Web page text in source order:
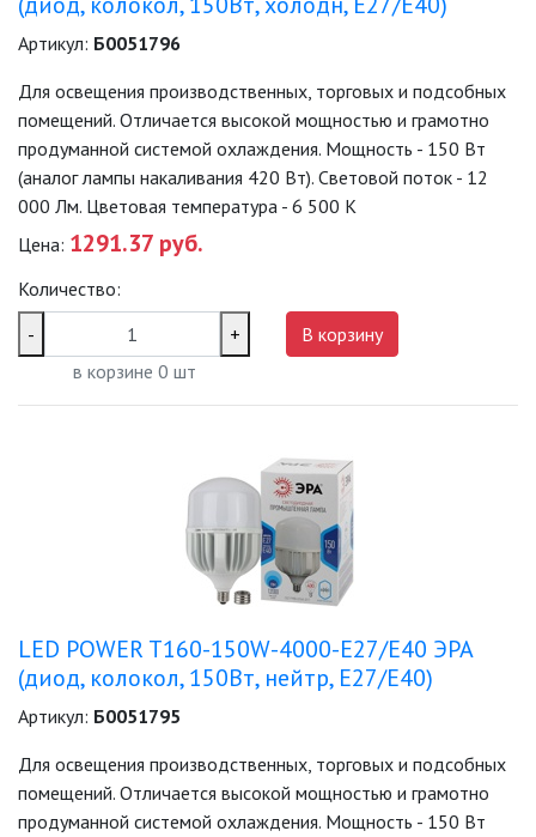
ЛАМПЫ НАКАЛИВАНИЯ
КАБЕЛЕНЕСУЩИЕ СИСТЕМЫ
ЛЕНТЫ СВЕТОДИОДНЫЕ (LED
ЛЮСТРЫ
МОДУЛЬНЫЕ СИСТЕМЫ
ОСВЕЩЕНИЯ (LED МОДУЛИ)
НАСТОЛЬНЫЕ СВЕТИЛЬНИКИ
НОВОГОДНЕЕ ОСВЕЩЕНИЕ
Артикул: Б0051796
Для освещения производственных, торговых и подсобных
помещений. Отличается высокой мощностью и грамотно
продуманной системой охлаждения. Мощность - 150 Вт
(аналог лампы накаливания 420 Вт). Световой поток - 12
000 Лм. Цветовая температура - 6 500 К
Цена: 1291.37 руб.
Количество:
-
+
в корзине 0 шт
В корзину
LED POWER T160-150W-4000-E27/E40 ЭРА
(диод, колокол, 150Вт, нейтр, E27/E40)
Артикул: Б0051795
Для освещения производственных, торговых и подсобных
помещений. Отличается высокой мощностью и грамотно
продуманной системой охлаждения. Мощность - 150 Вт